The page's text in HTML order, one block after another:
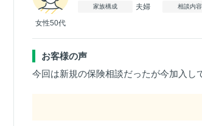
女性50代
家族構成 夫婦 相談内容
お客様の声
今回は新規の保険相談だったが今加入し